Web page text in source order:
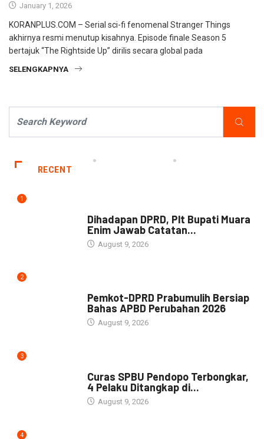
January 1, 2026
KORANPLUS.COM – Serial sci-fi fenomenal Stranger Things
akhirnya resmi menutup kisahnya. Episode finale Season 5
bertajuk “The Rightside Up” dirilis secara global pada
SELENGKAPNYA
RECENT
1
Dihadapan DPRD, Plt Bupati Muara
Enim Jawab Catatan...
August 9, 2026
2
Pemkot-DPRD Prabumulih Bersiap
Bahas APBD Perubahan 2026
August 9, 2026
3
Curas SPBU Pendopo Terbongkar,
4 Pelaku Ditangkap di...
August 9, 2026
4